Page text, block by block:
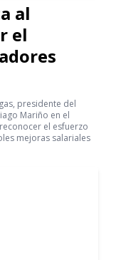
al
el
presidente del
Mariño en el
el esfuerzo
mejoras salariales